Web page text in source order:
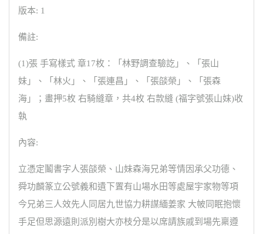
版本: 1
備註:
(1)張 手寫樣式 章17枚：「林野調查驗訖」、「張山
妹」、「林火」、「張連昌」、「張燄榮」、「張森
海」；畫押5枚 右騎縫章，共4枚 右款縫 (福字號張山妹)收
執
內容:
立憑定鬮書字人張燄榮、山妹森海兄弟等情因承父功德、
舜功麟篆立公號義和遺下置有山場水田等處屋宇家物等項
今兄弟三人效先人同居九世協力耕謀緬姜家 大帔同眠抱懷
手足但思源遠則派別樹大亦枝分是以席請族戚到場先稟遵